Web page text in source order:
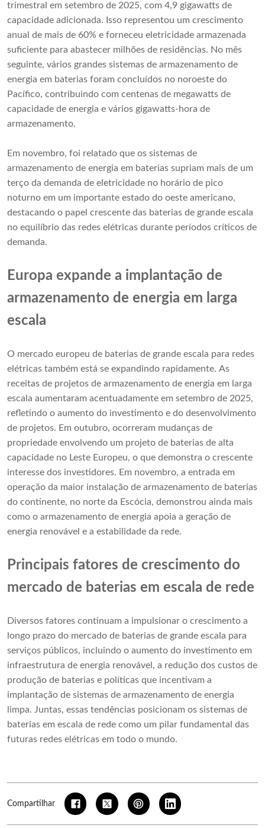
trimestral em setembro de 2025, com 4,9 gigawatts de
capacidade adicionada. Isso representou um crescimento
anual de mais de 60% e forneceu eletricidade armazenada
suficiente para abastecer milhões de residências. No mês
seguinte, vários grandes sistemas de armazenamento de
energia em baterias foram concluídos no noroeste do
Pacífico, contribuindo com centenas de megawatts de
capacidade de energia e vários gigawatts-hora de
armazenamento.
Em novembro, foi relatado que os sistemas de
armazenamento de energia em baterias supriam mais de um
terço da demanda de eletricidade no horário de pico
noturno em um importante estado do oeste americano,
destacando o papel crescente das baterias de grande escala
no equilíbrio das redes elétricas durante períodos críticos de
demanda.
Europa expande a implantação de
armazenamento de energia em larga
escala
O mercado europeu de baterias de grande escala para redes
elétricas também está se expandindo rapidamente. As
receitas de projetos de armazenamento de energia em larga
escala aumentaram acentuadamente em setembro de 2025,
refletindo o aumento do investimento e do desenvolvimento
de projetos. Em outubro, ocorreram mudanças de
propriedade envolvendo um projeto de baterias de alta
capacidade no Leste Europeu, o que demonstra o crescente
interesse dos investidores. Em novembro, a entrada em
operação da maior instalação de armazenamento de baterias
do continente, no norte da Escócia, demonstrou ainda mais
como o armazenamento de energia apoia a geração de
energia renovável e a estabilidade da rede.
Principais fatores de crescimento do
mercado de baterias em escala de rede
Diversos fatores continuam a impulsionar o crescimento a
longo prazo do mercado de baterias de grande escala para
serviços públicos, incluindo o aumento do investimento em
infraestrutura de energia renovável, a redução dos custos de
produção de baterias e políticas que incentivam a
implantação de sistemas de armazenamento de energia
limpa. Juntas, essas tendências posicionam os sistemas de
baterias em escala de rede como um pilar fundamental das
futuras redes elétricas em todo o mundo.
Compartilhar